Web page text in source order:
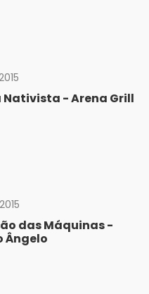
Nativista - Arena Grill
das Máquinas -
Ângelo